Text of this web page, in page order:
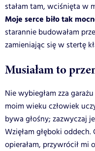
stałam tam, wciśnięta w
Moje serce biło tak
starannie budowałam
zamieniając się w stertę
Musiałam to
Nie wybiegłam zza
moim wieku człowiek
bywa głośny; zazwyczaj
Wzięłam głęboki
opierałam, przywrócił mi